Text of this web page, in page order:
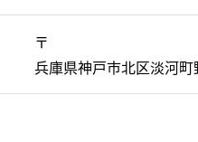
〒
兵庫県神戸市北区淡河